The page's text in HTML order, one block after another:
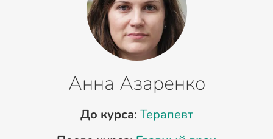
Анна Азаренко
До курса: Терапевт